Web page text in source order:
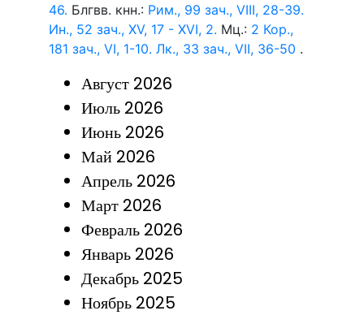
46. Блгвв. кнн.: Рим., 99 зач., VIII, 28-39.
Ин., 52 зач., XV, 17 - XVI, 2. Мц.: 2 Кор.,
181 зач., VI, 1-10. Лк., 33 зач., VII, 36-50 .
Август 2026
Июль 2026
Июнь 2026
Май 2026
Апрель 2026
Март 2026
Февраль 2026
Январь 2026
Декабрь 2025
Ноябрь 2025